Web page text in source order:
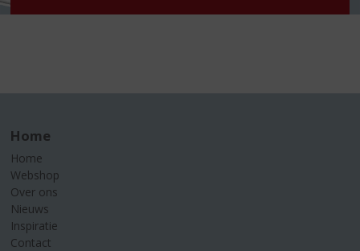
Home
Home
Webshop
Over ons
Nieuws
Inspiratie
Contact